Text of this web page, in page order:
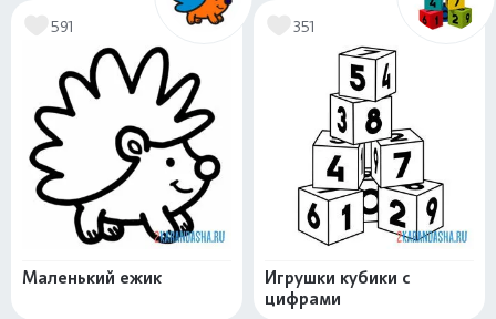
591
Маленький ежик
351
Игрушки кубики с
цифрами